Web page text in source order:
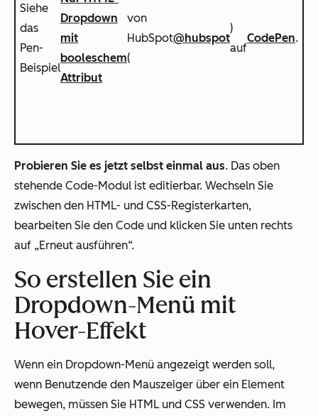
Siehe
das
Pen-
Beispiel
Dropdown
mit
booleschem
Attribut
von
HubSpot
(
@hubspot
)
auf
CodePen.
Probieren Sie es jetzt selbst einmal aus. Das oben
stehende Code-Modul ist editierbar. Wechseln Sie
zwischen den HTML- und CSS-Registerkarten,
bearbeiten Sie den Code und klicken Sie unten rechts
auf „Erneut ausführen“.
So erstellen Sie ein
Dropdown-Menü mit
Hover-Effekt
Wenn ein Dropdown-Menü angezeigt werden soll,
wenn Benutzende den Mauszeiger über ein Element
bewegen, müssen Sie HTML und CSS verwenden. Im